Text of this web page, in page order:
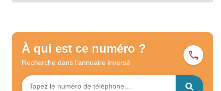
À qui est ce numéro ?
Recherche dans l'annuaire inversé